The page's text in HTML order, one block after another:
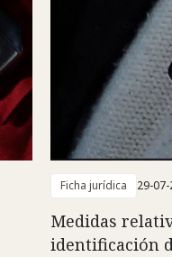
Ficha jurídica 29-
Medidas
identificación